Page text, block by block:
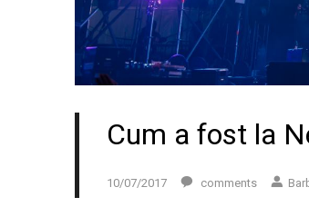
Cum a fost la
10/07/2017 comments